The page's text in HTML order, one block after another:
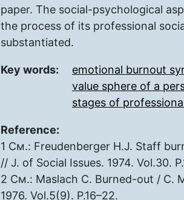
paper. The social-psychological
the process of its professional
substantiated.
Key words:
emotional burnout
value sphere of a
stages of
Reference:
1 См.: Freudenberger H.J. Staff
// J. of Social Issues. 1974. Vol.30.
2 См.: Maslach C. Burned-out / C.
1976. Vol.5(9). P.16–22.